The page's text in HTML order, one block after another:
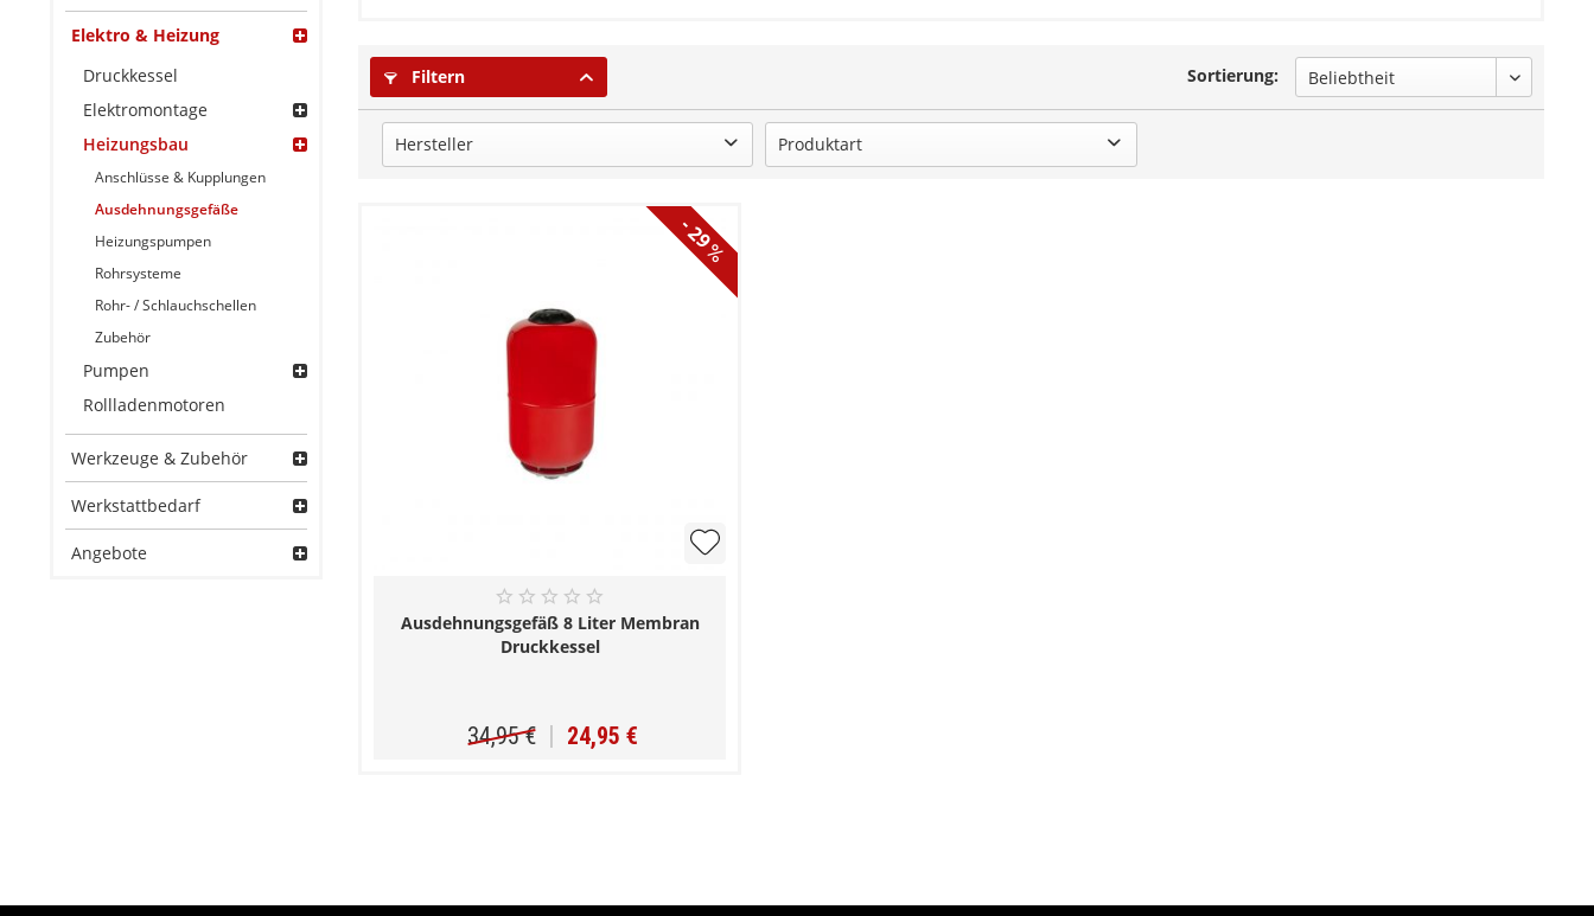
Elektro & Heizung
Druckkessel
Elektromontage
Heizungsbau
Anschlüsse & Kupplungen
Ausdehnungsgefäße
Heizungspumpen
Rohrsysteme
Rohr- / Schlauchschellen
Zubehör
Pumpen
Rollladenmotoren
Werkzeuge & Zubehör
Werkstattbedarf
Angebote
Filtern Sortierung:
Hersteller Produktart
- 29
Ausdehnungsgefäß 8 Liter Membran
Druckkessel
34,95 € 24,95 €